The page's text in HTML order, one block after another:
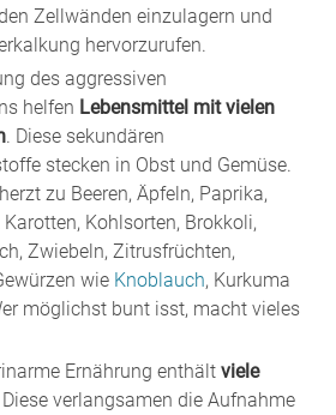
Zellwänden einzulagern und
hervorzurufen.
des aggressiven
helfen Lebensmittel mit vielen
. Diese sekundären
stecken in Obst und Gemüse.
zu Beeren, Äpfeln, Paprika,
Kohlsorten, Brokkoli,
Zwiebeln, Zitrusfrüchten,
wie Knoblauch, Kurkuma
möglichst bunt isst, macht vieles
Ernährung enthält viele
verlangsamen die Aufnahme